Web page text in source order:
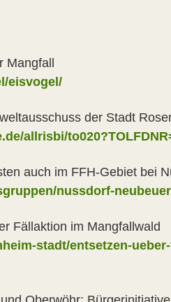
Mangfall
eisvogel/
der Stadt
allrisbi/
auch im FFH-Gebiet bei
nussdorf-
Fällaktion im Mangfallwald
stadt/entsetzen-